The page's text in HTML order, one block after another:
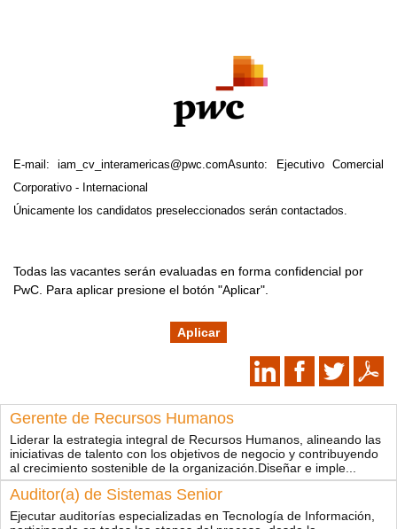
E-mail: iam_cv_interamericas@pwc.com​ Asunto: Ejecutivo Comercial
Corporativo - Internacional
Únicamente los candidatos preseleccionados serán contactados.
Todas las vacantes serán evaluadas en forma confidencial por
PwC. Para aplicar presione el botón "Aplicar".
Aplicar
Gerente de Recursos Humanos
Liderar la estrategia integral de Recursos Humanos, alineando las
iniciativas de talento con los objetivos de negocio y contribuyendo
al crecimiento sostenible de la organización.​ Diseñar e imple...
Auditor(a) de Sistemas Senior
Ejecutar auditorías especializadas en Tecnología de Información,